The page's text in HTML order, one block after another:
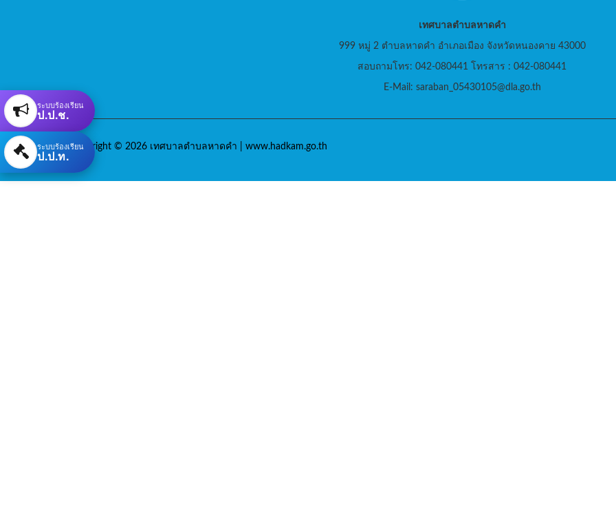
ระบบร้องเรียน
ป.ป.ช.
ระบบร้องเรียน
ป.ป.ท.
เทศบาลตำบลหาดคำ
999 หมู่ 2 ตำบลหาดคำ อำเภอเมือง จังหวัดหนองคาย 43000
สอบถามโทร: 042-080441 โทรสาร : 042-080441
E-Mail: saraban_05430105@dla.go.th
Copyright © 2026 เทศบาลตำบลหาดคำ | www.hadkam.go.th